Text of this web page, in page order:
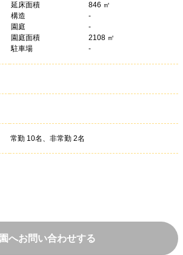
延床面積
846 ㎡
構造
-
園庭
-
園庭面積
2108 ㎡
駐車場
-
常勤 10名、非常勤 2名
園へお問い合わせする